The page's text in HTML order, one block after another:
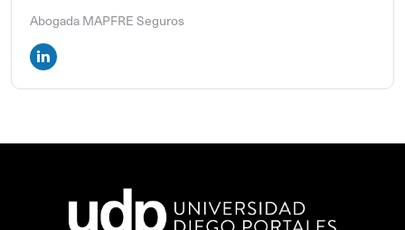
Abogada MAPFRE Seguros